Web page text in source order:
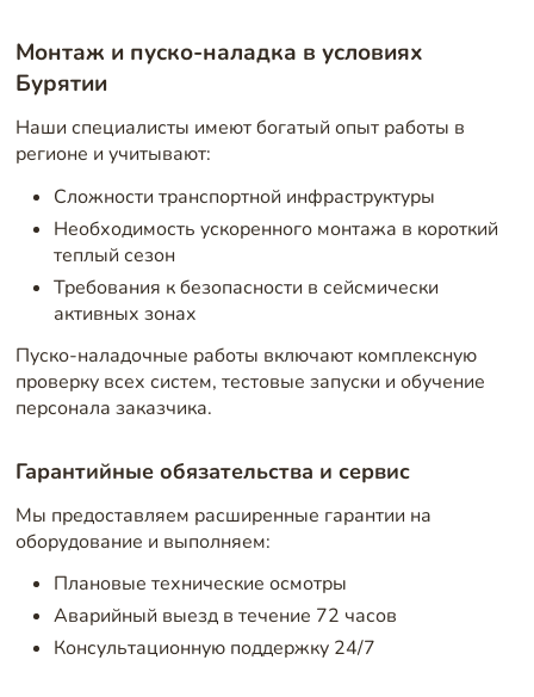
Монтаж и пуско-наладка в условиях
Бурятии
Наши специалисты имеют богатый опыт работы в
регионе и учитывают:
Сложности транспортной инфраструктуры
Необходимость ускоренного монтажа в короткий
теплый сезон
Требования к безопасности в сейсмически
активных зонах
Пуско-наладочные работы включают комплексную
проверку всех систем, тестовые запуски и обучение
персонала заказчика.
Гарантийные обязательства и сервис
Мы предоставляем расширенные гарантии на
оборудование и выполняем:
Плановые технические осмотры
Аварийный выезд в течение 72 часов
Консультационную поддержку 24/7